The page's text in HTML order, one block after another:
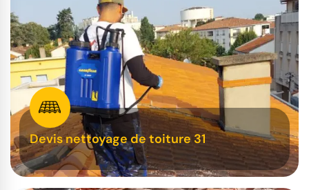
Devis nettoyage de toiture 31